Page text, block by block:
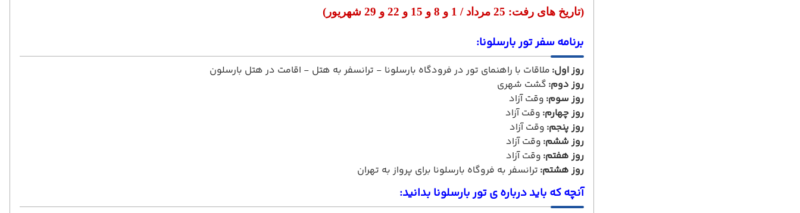
(تاریخ های رفت: 25 مرداد / 1 و 8 و 15 و 22 و 29 شهریور )
برنامه سفر تور بارسلونا:
روز اول: ملاقات با راهنمای تور در فرودگاه بارسلونا - ترانسفر به هتل - اقامت در هتل بارسلون
روز دوم: گشت شهری
روز سوم: وقت آزاد
روز چهارم: وقت آزاد
روز پنجم: وقت آزاد
روز ششم: وقت آزاد
روز هفتم: وقت آزاد
روز هشتم: ترانسفر به فروگاه بارسلونا برای پرواز به تهران
آنچه که باید درباره ی تور بارسلونا بدانید: